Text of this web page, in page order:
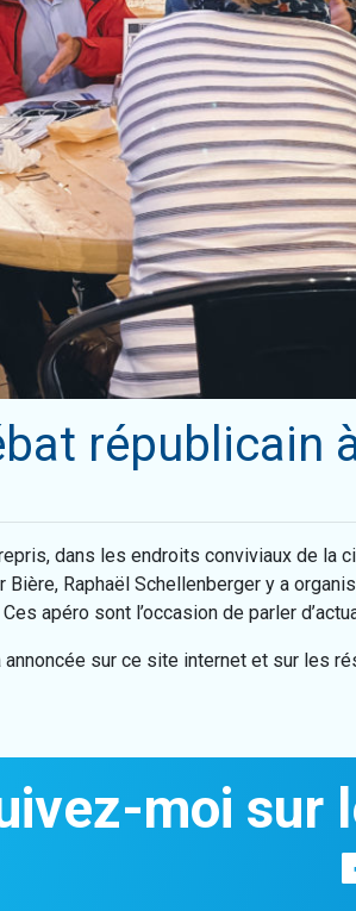
républicain
dans les endroits conviviaux de la
Raphaël Schellenberger y a
apéro sont l’occasion de parler
annoncée sur ce site internet et sur les
moi sur